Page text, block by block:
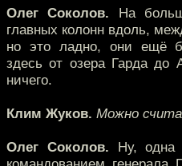
Олег Соколов. На
главных колонн вдоль,
но это ладно, они ещё
здесь от озера Гарда до
ничего.
Клим Жуков. Можно
Олег Соколов. Ну, одна